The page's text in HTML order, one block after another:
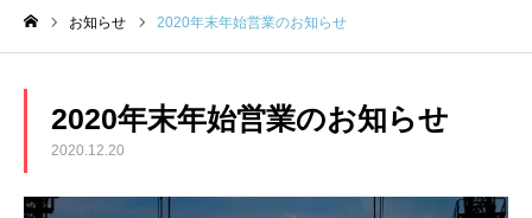
お知らせ 2020年末年始営業のお知らせ
2020年末年始営業のお知らせ
2020.12.20